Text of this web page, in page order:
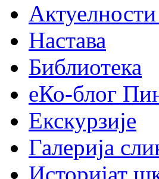
Настава
Библиотека
еКо-блог
Екскурзије
Галерија